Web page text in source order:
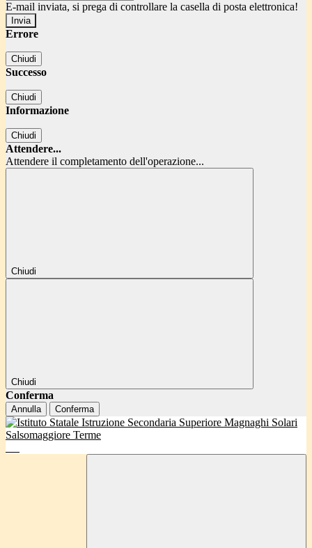
E-mail inviata, si prega di controllare la casella di posta elettronica!
Errore
Chiudi
Successo
Chiudi
Informazione
Chiudi
Attendere...
Attendere il completamento dell'operazione...
Chiudi
Chiudi
Conferma
Annulla Conferma